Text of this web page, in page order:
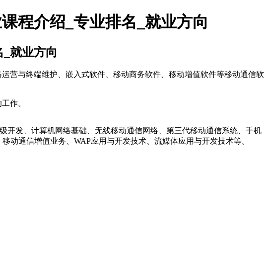
程介绍_专业排名_就业方向
就业方向
与终端维护、嵌入式软件、移动商务软件、移动增值软件等移动通信软
作。
发、计算机网络基础、无线移动通信网络、第三代移动通信系统、手机
动通信增值业务、WAP应用与开发技术、流媒体应用与开发技术等。